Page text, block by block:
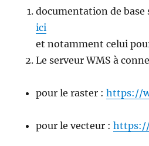
documentation de base
ici
et notamment celui
Le serveur WMS à
pour le raster : https://
pour le vecteur :